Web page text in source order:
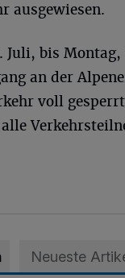
ausgewiesen.
Juli, bis
an der
voll
Neueste